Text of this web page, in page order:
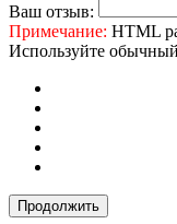
Ваш отзыв:
Примечание: HTML
Используйте обычный
Продолжить